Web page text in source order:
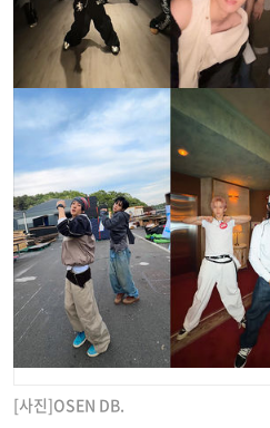
[사진]OSEN DB.